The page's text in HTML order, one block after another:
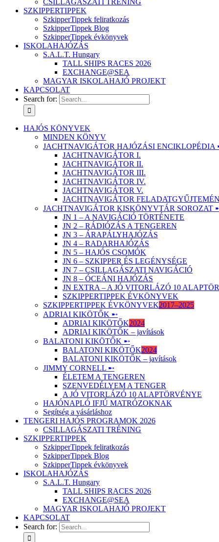
CSILLAGÁSZATI TRÉNING
SZKIPPERTIPPEK
SzkipperTippek feliratkozás
SzkipperTippek Blog
SzkipperTippek évkönyvek
ISKOLAHAJÓZÁS
S.A.L.T. Hungary
TALL SHIPS RACES 2026
EXCHANGE@SEA
MAGYAR ISKOLAHAJÓ PROJEKT
KAPCSOLAT
Search for:
HAJÓS KÖNYVEK
MINDEN KÖNYV
JACHTNAVIGÁTOR HAJÓZÁSI ENCIKLOPÉDIA
JACHTNAVIGÁTOR I.
JACHTNAVIGÁTOR II.
JACHTNAVIGÁTOR III.
JACHTNAVIGÁTOR IV.
JACHTNAVIGÁTOR V.
JACHTNAVIGÁTOR
JACHTNAVIGÁTOR KISKÖNYVTÁR SOROZAT
JN 1 – A NAVIGÁCIÓ TÖRTÉNETE
JN 2 – RÁDIÓZÁS A TENGEREN
JN 3 – ÁRAPÁLYHAJÓZÁS
JN 4 – RADARHAJÓZÁS
JN 5 – HAJÓS CSOMÓK
JN 6 – SZKIPPER ÉS LEGÉNYSÉGE
JN 7 – CSILLAGÁSZATI NAVIGÁCIÓ
JN 8 – ÓCEÁNI HAJÓZÁS
JN EXTRA – A JÓ VITORLÁZÓ 10
SZKIPPERTIPPEK ÉVKÖNYVEK
SZKIPPERTIPPEK ÉVKÖNYVEK2017–2025
ADRIAI KIKÖTŐK ➸
ADRIAI KIKÖTŐK2024
ADRIAI KIKÖTŐK – javítások
BALATONI KIKÖTŐK ➸
BALATONI KIKÖTŐK2024
BALATONI KIKÖTŐK – javítások
JIMMY CORNELL ➸
ÉLETEM A TENGEREN
SZENVEDÉLYEM A TENGER
A JÓ VITORLÁZÓ 10 ALAPTÖRVÉNYE
HAJÓNAPLÓ IFJÚ MATRÓZOKNAK
Segítség a vásárláshoz
TENGERI HAJÓS PROGRAMOK 2026
CSILLAGÁSZATI TRÉNING
SZKIPPERTIPPEK
SzkipperTippek feliratkozás
SzkipperTippek Blog
SzkipperTippek évkönyvek
ISKOLAHAJÓZÁS
S.A.L.T. Hungary
TALL SHIPS RACES 2026
EXCHANGE@SEA
MAGYAR ISKOLAHAJÓ PROJEKT
KAPCSOLAT
Search for: